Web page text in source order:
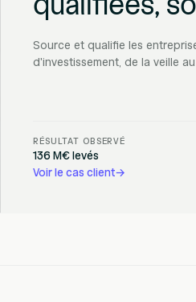
Source et qualifie les
d'investissement, de la veille
RÉSULTAT OBSERVÉ
136 M€ levés
Voir le cas client→